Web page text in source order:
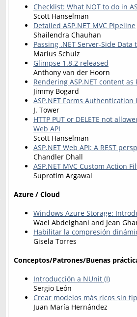
Checklist: What NOT to do in
Scott Hanselman
Detailed ASP.NET MVC Pipeline
Shailendra Chauhan
Passing .NET Server-Side Data
Marius Schulz
Glimpse 1.8.2 released
Anthony van der Hoorn
Rendering ASP.NET content as
Jimmy Bogard
ASP.NET Forms Authentication
J. Tower
HTTP PUT or DELETE not
Web API
Scott Hanselman
ASP.NET Web API: A REST
Chandler Dhall
ASP.NET MVC Custom Action
Suprotim Argawal
Azure / Cloud
Windows Azure Storage:
Wael Abdelghani and Jean
Habilitar la compresión
Gisela Torres
Conceptos/Patrones/Buenas
Introducción a NUnit (I)
Sergio León
Crear modelos más ricos sin
Juan María Hernández